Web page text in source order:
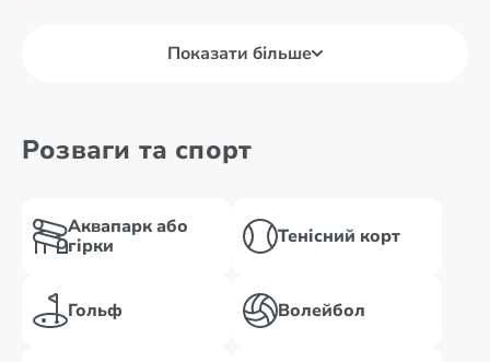
Показати більше
Розваги та спорт
Аквапарк або
гірки
Тенісний корт
Гольф Волейбол